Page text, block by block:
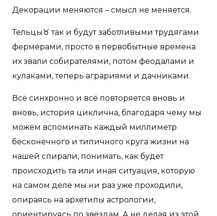
Декорации меняются – смысл не меняется.
Тельцы♉ так и будут заботливыми трудягами
фермерами, просто в первобытные времена
их звали собирателями, потом феодалами и
кулаками, теперь аграриями и дачниками.
Всё синхронно и всё повторяется вновь и
вновь, история циклична, благодаря чему мы
можем вспоминать каждый миллиметр
бесконечного и типичного круга жизни на
нашей спирали, понимать, как будет
происходить та или иная ситуация, которую
на самом деле мы ни раз уже проходили,
опираясь на архетипы астрологии,